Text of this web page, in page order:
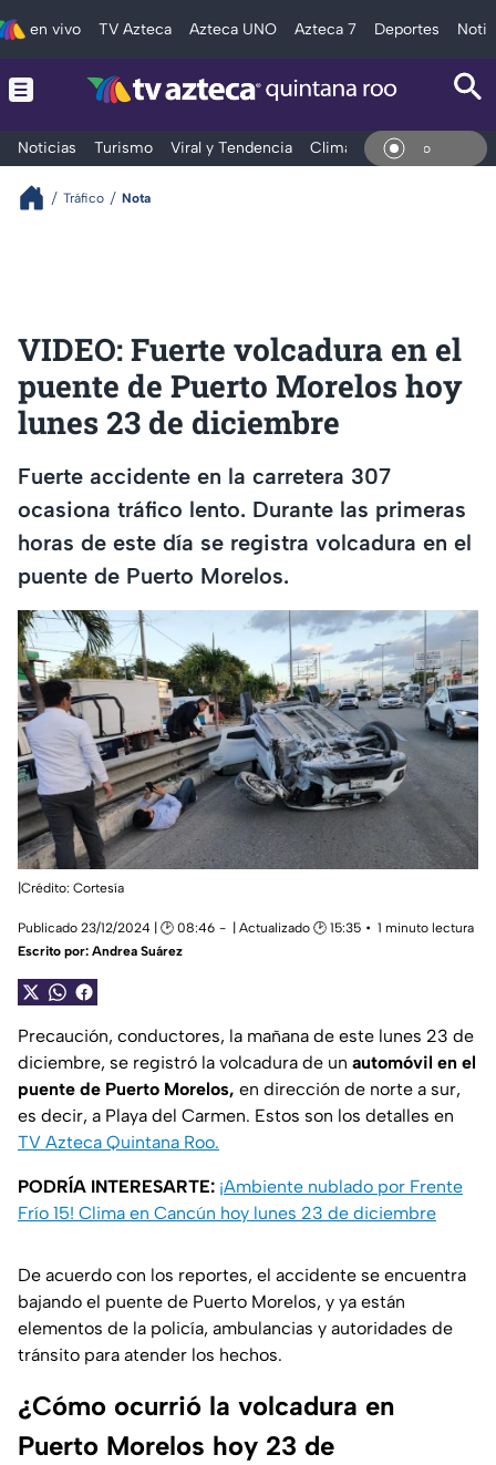
en vivo TV Azteca Azteca UNO Azteca 7 Deportes
Noticias Turismo Viral y Tendencia Clima Tráfico En
Tráfico Nota
VIDEO: Fuerte volcadura en el
puente de Puerto Morelos hoy
lunes 23 de diciembre
Fuerte accidente en la carretera 307
ocasiona tráfico lento. Durante las primeras
horas de este día se registra volcadura en el
puente de Puerto Morelos.
|Crédito: Cortesía
Publicado 23/12/2024 | 🕑 08:46 | Actualizado 🕑 15:35
1 minuto lectura
Escrito por: Andrea Suárez
Precaución, conductores, la mañana de este lunes 23 de
diciembre, se registró la volcadura de un automóvil en el
puente de Puerto Morelos, en dirección de norte a sur,
es decir, a Playa del Carmen. Estos son los detalles en
TV Azteca Quintana Roo.
PODRÍA INTERESARTE: ¡Ambiente nublado por Frente
Frío 15! Clima en Cancún hoy lunes 23 de diciembre
De acuerdo con los reportes, el accidente se encuentra
bajando el puente de Puerto Morelos, y ya están
elementos de la policía, ambulancias y autoridades de
tránsito para atender los hechos.
¿Cómo ocurrió la volcadura en
Puerto Morelos hoy 23 de